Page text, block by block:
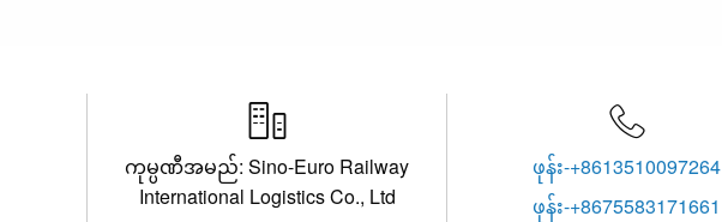

ကုမ္ပဏီအမည်: Sino-Euro Railway
International Logistics Co., Ltd

ဖုန်း-+8613510097264
ဖုန်း-+8675583171661